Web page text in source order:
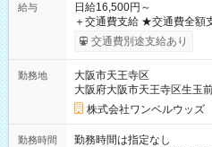
給与
日給16,500円～
＋交通費支給 ★交通費全額支給！ ★日払いOK！（規定あり） ┗
働いたその日に現金GET♪
交通費別途支給あり
勤務地
大阪市天王寺区
大阪府大阪市天王寺区生玉
株式会社ワンベルウッズ
勤務時間
勤務時間は指定なし